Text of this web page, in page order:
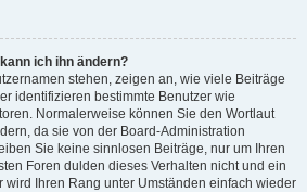
ich ihn ändern?
stehen, zeigen an, wie viele Beiträge
identifizieren bestimmte Benutzer wie
Normalerweise können Sie den Wortlaut
da sie von der Board-Administration
Sie keine sinnlosen Beiträge, nur um Ihren
Foren dulden dieses Verhalten nicht und ein
wird Ihren Rang unter Umständen einfach wieder